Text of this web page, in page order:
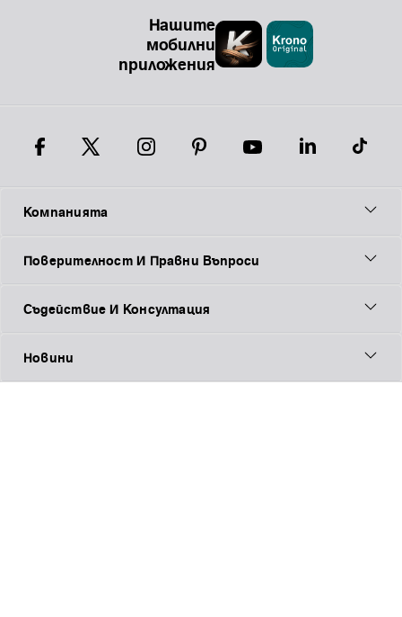
Нашите
мобилни
приложения
Компанията
Поверителност И Правни Въпроси
Съдействие И Консултация
Новини